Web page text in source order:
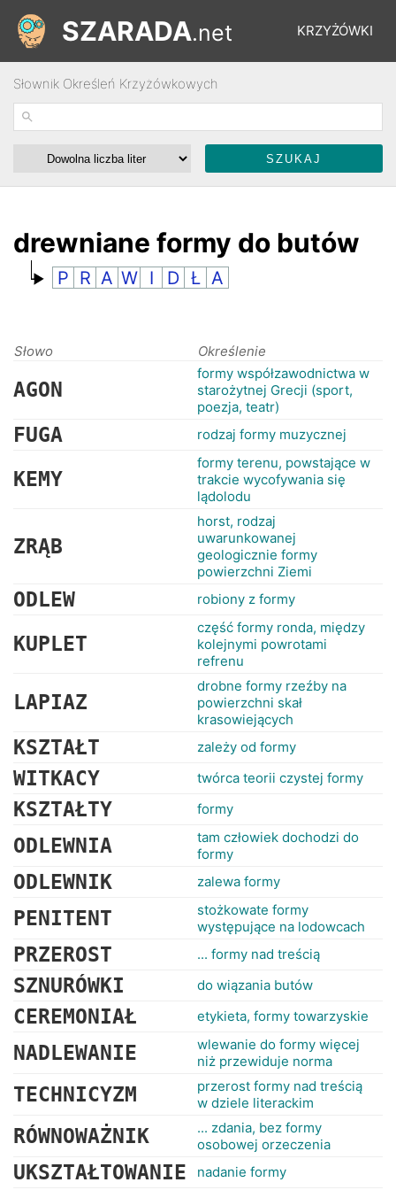
KRZYŻÓWKI
ŁAMIGŁÓWKI
RANKINGI
SZARADA.net
Słownik Określeń Krzyżówkowych
drewniane formy do butów
P R A W I D Ł A
Słowo Określenie
AGON
formy współzawodnictwa w
starożytnej Grecji (sport,
poezja, teatr)
FUGA rodzaj formy muzycznej
KEMY
formy terenu, powstające w
trakcie wycofywania się
lądolodu
ZRĄB
horst, rodzaj
uwarunkowanej
geologicznie formy
powierzchni Ziemi
ODLEW robiony z formy
KUPLET
część formy ronda, między
kolejnymi powrotami
refrenu
LAPIAZ
drobne formy rzeźby na
powierzchni skał
krasowiejących
KSZTAŁT zależy od formy
WITKACY twórca teorii czystej formy
KSZTAŁTY formy
ODLEWNIA
tam człowiek dochodzi do
formy
ODLEWNIK zalewa formy
PENITENT
stożkowate formy
występujące na lodowcach
PRZEROST ... formy nad treścią
SZNURÓWKI do wiązania butów
CEREMONIAŁ etykieta, formy towarzyskie
NADLEWANIE
wlewanie do formy więcej
niż przewiduje norma
TECHNICYZM
przerost formy nad treścią
w dziele literackim
RÓWNOWAŻNIK
... zdania, bez formy
osobowej orzeczenia
UKSZTAŁTOWANIE nadanie formy